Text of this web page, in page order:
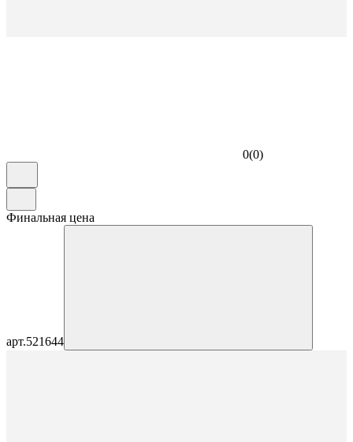
0(0)
Финальная цена
арт.521644